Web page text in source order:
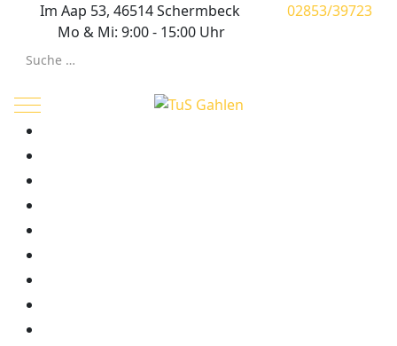
Im Aap 53, 46514 Schermbeck
02853/39723
Mo & Mi: 9:00 - 15:00 Uhr
Suchen
Mobile Menu Toggle